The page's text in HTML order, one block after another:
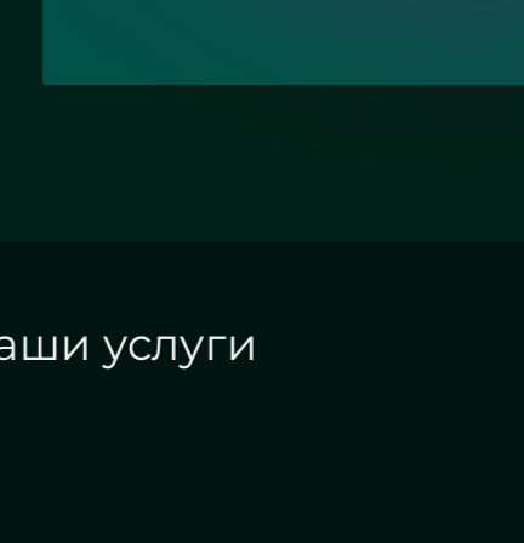
Наши услуги